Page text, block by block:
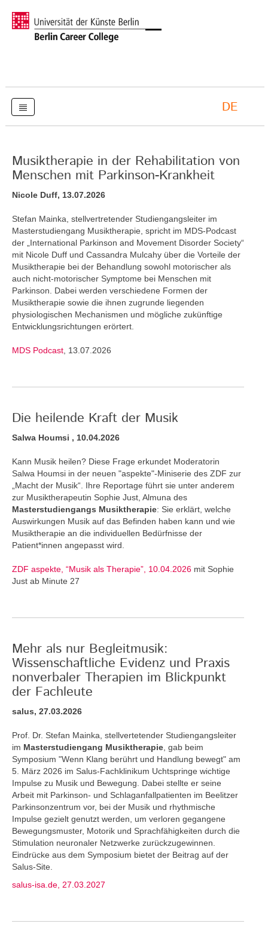
DE
Musiktherapie in der Rehabilitation von
Menschen mit Parkinson-Krankheit
Nicole Duff, 13.07.2026
Stefan Mainka, stellvertretender Studiengangsleiter im
Masterstudiengang Musiktherapie, spricht im MDS-Podcast
der „International Parkinson and Movement Disorder Society“
mit Nicole Duff und Cassandra Mulcahy über die Vorteile der
Musiktherapie bei der Behandlung sowohl motorischer als
auch nicht-motorischer Symptome bei Menschen mit
Parkinson. Dabei werden verschiedene Formen der
Musiktherapie sowie die ihnen zugrunde liegenden
physiologischen Mechanismen und mögliche zukünftige
Entwicklungsrichtungen erörtert.
MDS Podcast , 13.07.2026
Die heilende Kraft der Musik
Salwa Houmsi , 10.04.2026
Kann Musik heilen? Diese Frage erkundet Moderatorin
Salwa Houmsi in der neuen "aspekte"-Miniserie des ZDF zur
„Macht der Musik“. Ihre Reportage führt sie unter anderem
zur Musiktherapeutin Sophie Just, Almuna des
Masterstudiengangs Musiktherapie: Sie erklärt, welche
Auswirkungen Musik auf das Befinden haben kann und wie
Musiktherapie an die individuellen Bedürfnisse der
Patient*innen angepasst wird.
ZDF aspekte, “Musik als Therapie”, 10.04.2026 mit Sophie
Just ab Minute 27
Mehr als nur Begleitmusik:
Wissenschaftliche Evidenz und Praxis
nonverbaler Therapien im Blickpunkt
der Fachleute
salus, 27.03.2026
Prof. Dr. Stefan Mainka, stellvertetender Studiengangsleiter
im Masterstudiengang Musiktherapie , gab beim
Symposium "Wenn Klang berührt und Handlung bewegt" am
5. März 2026 im Salus-Fachklinikum Uchtspringe wichtige
Impulse zu Musik und Bewegung. Dabei stellte er seine
Arbeit mit Parkinson- und Schlaganfallpatienten im Beelitzer
Parkinsonzentrum vor, bei der Musik und rhythmische
Impulse gezielt genutzt werden, um verloren gegangene
Bewegungsmuster, Motorik und Sprachfähigkeiten durch die
Stimulation neuronaler Netzwerke zurückzugewinnen.
Eindrücke aus dem Symposium bietet der Beitrag auf der
Salus-Site.
salus-isa.de, 27.03.2027